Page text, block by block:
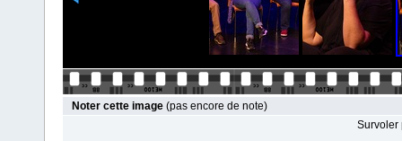
Noter cette image (pas encore de note)
Survoler